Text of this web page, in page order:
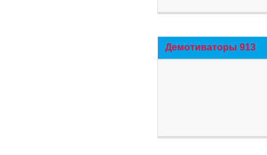
Демотиваторы 913